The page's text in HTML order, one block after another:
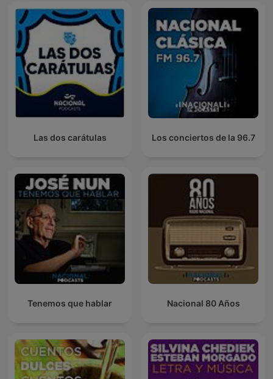
Las dos carátulas Los conciertos de la 96.7
Tenemos que hablar Nacional 80 Años